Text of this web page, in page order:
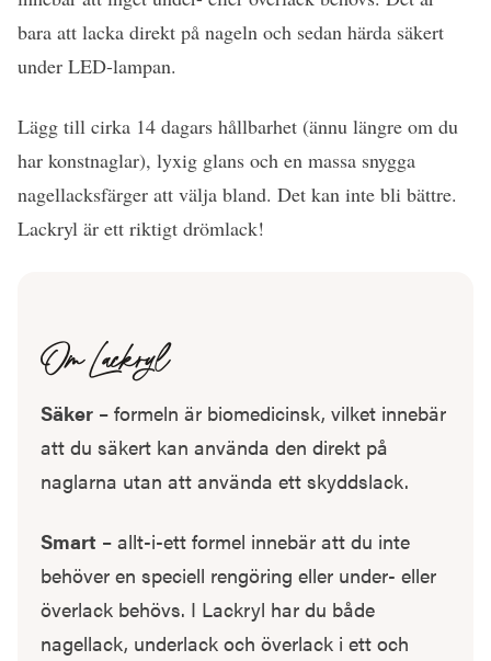
bara att lacka direkt på nageln och sedan härda säkert
under LED-lampan.
Lägg till cirka 14 dagars hållbarhet (ännu längre om du
har konstnaglar), lyxig glans och en massa snygga
nagellacksfärger att välja bland. Det kan inte bli bättre.
Lackryl är ett riktigt drömlack!
Om Lackryl
Säker – formeln är biomedicinsk, vilket innebär
att du säkert kan använda den direkt på
naglarna utan att använda ett skyddslack.
Smart – allt-i-ett formel innebär att du inte
behöver en speciell rengöring eller under- eller
överlack behövs. I Lackryl har du både
nagellack, underlack och överlack i ett och